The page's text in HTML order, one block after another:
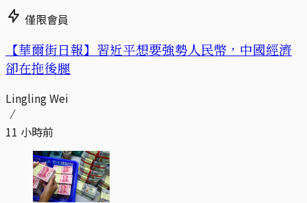
僅限會員
【華爾街日報】習近平想要強勢人民幣，中國經濟
卻在拖後腿
Lingling Wei
11 小時前